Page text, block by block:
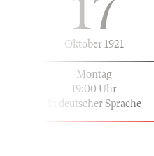
17
Oktober 1921
Montag
19:00 Uhr
in deutscher Sprache